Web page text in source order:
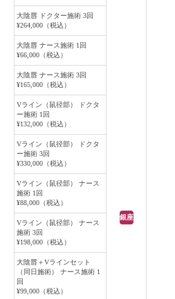
銀座
大陰唇 ドクター施術 3回
¥264,000（税込）
大陰唇 ナース施術 1回
¥66,000（税込）
大陰唇 ナース施術 3回
¥165,000（税込）
Vライン（鼠径部） ドクタ
ー施術 1回
¥132,000（税込）
Vライン（鼠径部） ドクタ
ー施術 3回
¥330,000（税込）
Vライン（鼠径部） ナース
施術 1回
¥88,000（税込）
Vライン（鼠径部） ナース
施術 3回
¥198,000（税込）
大陰唇＋Vラインセット
（同日施術） ナース施術 1
回
¥99,000（税込）